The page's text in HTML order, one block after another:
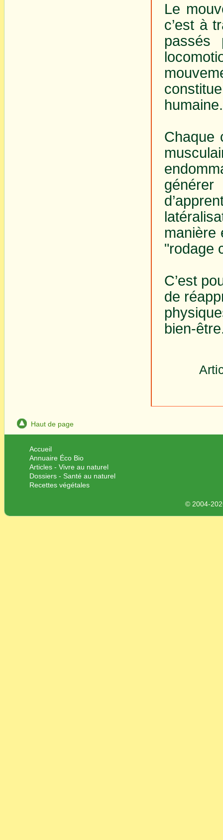
Le
c’est à
passés
humaine.
Chaque
manière
"rodage
C’est
de
bien-
Haut de page
Accueil
Annuaire Éco Bio
Articles - Vivre au naturel
Dossiers - Santé au naturel
Recettes végétales
© 2004-